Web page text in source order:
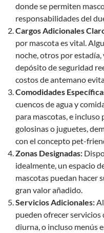
donde se permiten
responsabilidades del
Cargos Adicionales
por mascota es vital.
noche, otros por
depósito de seguridad
costos de antemano
Comodidades
cuencos de agua y
para mascotas, e
golosinas o juguetes,
con el concepto pet-
Zonas Designadas:
idealmente, un espacio
mascotas puedan hacer
gran valor añadido.
Servicios Adicionales:
pueden ofrecer servicios
diurna, o incluso menús